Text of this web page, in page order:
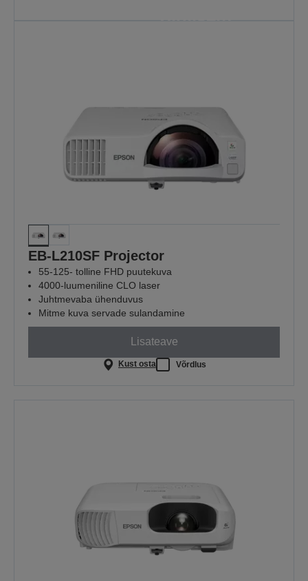
EB-L210SF Projector
55-125- tolline FHD puutekuva
4000-luumeniline CLO laser
Juhtmevaba ühenduvus
Mitme kuva servade sulandamine
Lisateave
Kust osta Võrdlus